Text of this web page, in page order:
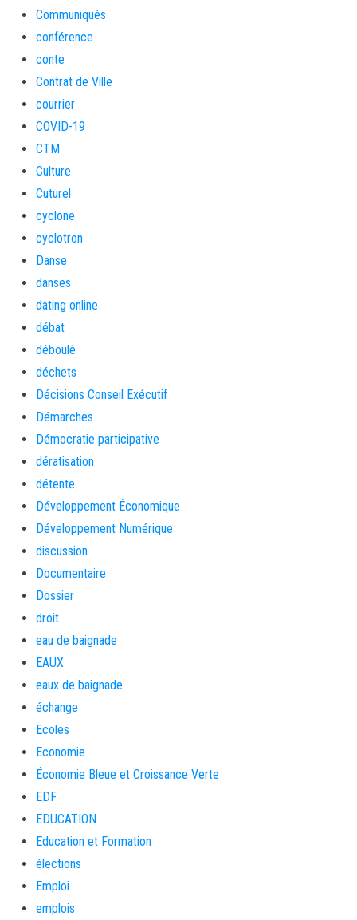
Communiqués
conférence
conte
Contrat de Ville
courrier
COVID-19
CTM
Culture
Cuturel
cyclone
cyclotron
Danse
danses
dating online
débat
déboulé
déchets
Décisions Conseil Exécutif
Démarches
Démocratie participative
dératisation
détente
Développement Économique
Développement Numérique
discussion
Documentaire
Dossier
droit
eau de baignade
EAUX
eaux de baignade
échange
Ecoles
Economie
Économie Bleue et Croissance Verte
EDF
EDUCATION
Education et Formation
élections
Emploi
emplois